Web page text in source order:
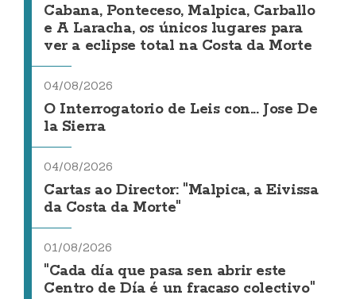
Cabana, Ponteceso, Malpica, Carballo
e A Laracha, os únicos lugares para
ver a eclipse total na Costa da Morte
04/08/2026
O Interrogatorio de Leis con... Jose De
la Sierra
04/08/2026
Cartas ao Director: "Malpica, a Eivissa
da Costa da Morte"
01/08/2026
"Cada día que pasa sen abrir este
Centro de Día é un fracaso colectivo"